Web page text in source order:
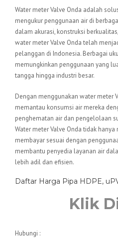
Water meter Valve Onda adalah
mengukur penggunaan air di
dalam akurasi, konstruksi
water meter Valve Onda telah
pelanggan di Indonesia. Berbagai
memungkinkan penggunaan yang
tangga hingga industri besar.
Dengan menggunakan water meter
memantau konsumsi air mereka
penghematan air dan pengelolaan
Water meter Valve Onda tidak
membayar sesuai dengan
membantu penyedia layanan air
lebih adil dan efisien.
Daftar Harga Pipa HDPE,
Klik
Hubungi :